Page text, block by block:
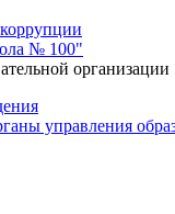
№ 100"
организации
управления